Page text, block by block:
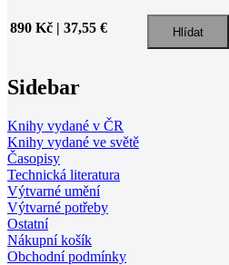
890 Kč | 37,55 €
Sidebar
Knihy vydané v ČR
Knihy vydané ve světě
Časopisy
Technická literatura
Výtvarné umění
Výtvarné potřeby
Ostatní
Nákupní košík
Obchodní podmínky